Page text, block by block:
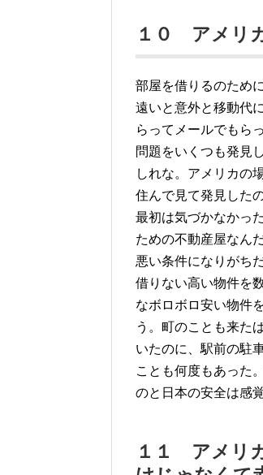
１０ アメリ
部屋を借りるのため
遠いと意外と移動代
らってメールでもら
問題をいくつも発見
しれな。アメリカの
住んで見て発見した
最初は気づかなかっ
ための不動産屋なん
悪い条件になりがち
借りない高い物件を
なボロボロ安い物件
う。町のことも来た
いたのに、駅前の駐
ことも何度もあった
のと日本の安全は感
１１ アメリ